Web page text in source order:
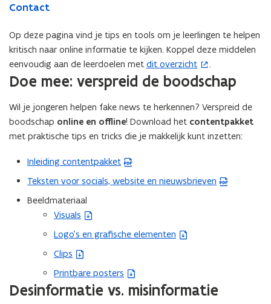
Contact
Op deze pagina vind je tips en tools om je leerlingen te helpen
kritisch naar online informatie te kijken. Koppel deze middelen
eenvoudig aan de leerdoelen met dit overzicht
(
o
e
n
t
n
w
n
s
.
Doe mee: verspreid de boodschap
Wil je jongeren helpen fake news te herkennen? Verspreid de
boodschap online en offline! Download het contentpakket
met praktische tips en tricks die je makkelijk kunt inzetten:
Inleiding contentpakket
(
P
F
n
Teksten voor socials, website en nieuwsbrieven
(
P
a
Beeldmateriaal
Visuals
(
Z
P
b
e
Logo’s en grafische elementen
(
Z
P
b
Clips
(
Z
P
Printbare posters
(
Z
Desinformatie vs. misinformatie